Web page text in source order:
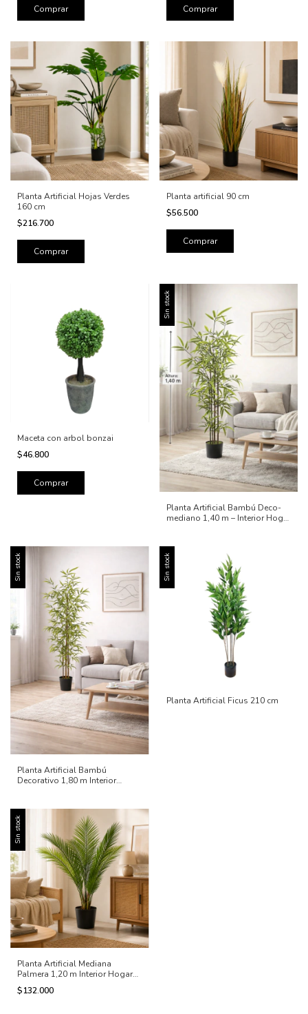
Planta Artificial Hojas Verdes
160 cm
$216.700
Planta artificial 90 cm
$56.500
Maceta con arbol bonzai
$46.800
Sin stock
Planta Artificial Bambú Deco-
mediano 1,40 m – Interior Hogar
Sin stock
Planta Artificial Bambú
Decorativo 1,80 m Interior
Sin stock
Planta Artificial Ficus 210 cm
Sin stock
Planta Artificial Mediana
Palmera 1,20 m Interior Hogar
Oficina
$132.000